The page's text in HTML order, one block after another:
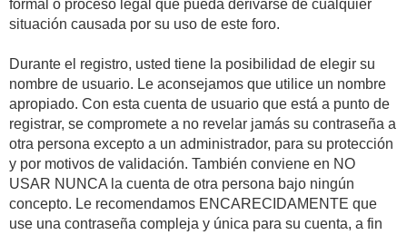
formal o proceso legal que pueda derivarse de cualquier
situación causada por su uso de este foro.
Durante el registro, usted tiene la posibilidad de elegir su
nombre de usuario. Le aconsejamos que utilice un nombre
apropiado. Con esta cuenta de usuario que está a punto de
registrar, se compromete a no revelar jamás su contraseña a
otra persona excepto a un administrador, para su protección
y por motivos de validación. También conviene en NO
USAR NUNCA la cuenta de otra persona bajo ningún
concepto. Le recomendamos ENCARECIDAMENTE que
use una contraseña compleja y única para su cuenta, a fin